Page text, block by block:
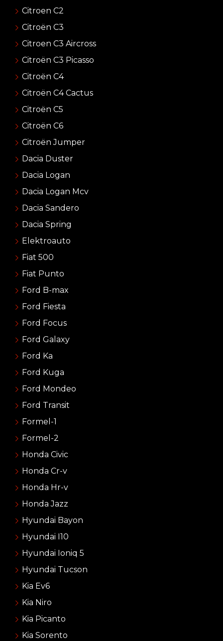
Citroen C2
Citroën C3
Citroen C3 Aircross
Citroën C3 Picasso
Citroën C4
Citroën C4 Cactus
Citroën C5
Citroën C6
Citroën Jumper
Dacia Duster
Dacia Logan
Dacia Logan Mcv
Dacia Sandero
Dacia Spring
Elektroauto
Fiat 500
Fiat Punto
Ford B-max
Ford Fiesta
Ford Focus
Ford Galaxy
Ford Ka
Ford Kuga
Ford Mondeo
Ford Transit
Formel-1
Formel-2
Honda Civic
Honda Cr-v
Honda Hr-v
Honda Jazz
Hyundai Bayon
Hyundai I10
Hyundai Ioniq 5
Hyundai Tucson
Kia Ev6
Kia Niro
Kia Picanto
Kia Sorento